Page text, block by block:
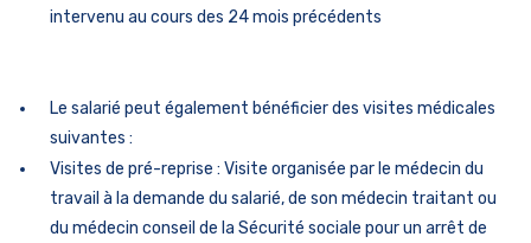
intervenu au cours des 24 mois précédents
Le salarié peut également bénéficier des visites médicales
suivantes :
Visites de pré-reprise : Visite organisée par le médecin du
travail à la demande du salarié, de son médecin traitant ou
du médecin conseil de la Sécurité sociale pour un arrêt de